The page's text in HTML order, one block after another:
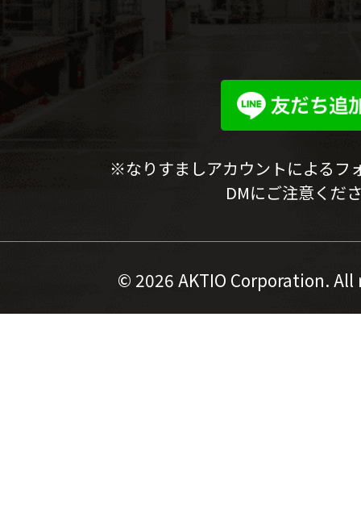
※なりすましアカウントによるフ
DMにご注意くだ
© 2026 AKTIO Corporation.